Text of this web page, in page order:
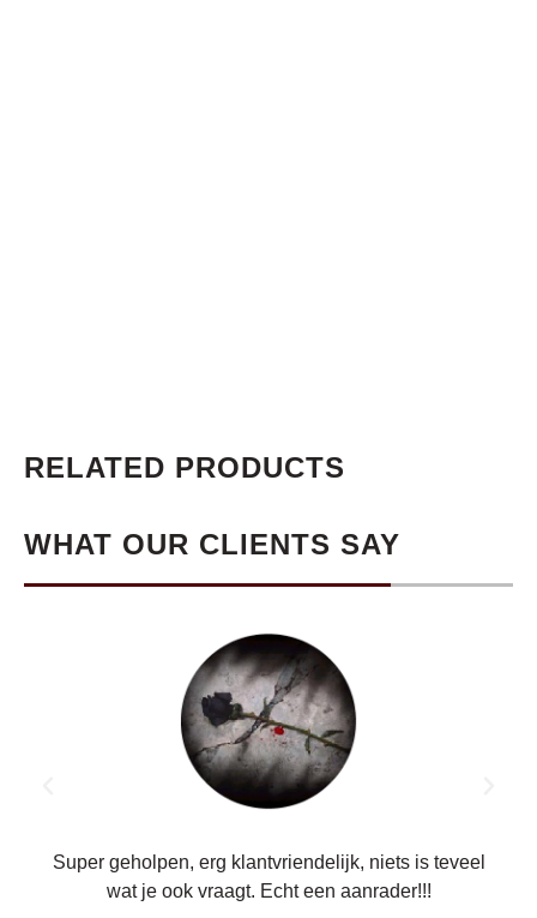
RELATED PRODUCTS
WHAT OUR CLIENTS SAY
Super geholpen, erg klantvriendelijk, niets is teveel
wat je ook vraagt. Echt een aanrader!!!